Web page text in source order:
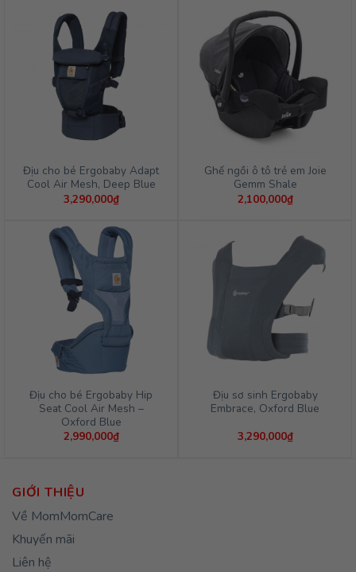
Địu cho bé Ergobaby Adapt
Cool Air Mesh, Deep Blue
3,290,000₫
Ghế ngồi ô tô trẻ em Joie
Gemm Shale
2,100,000₫
Địu cho bé Ergobaby Hip
Seat Cool Air Mesh –
Oxford Blue
2,990,000₫
Địu sơ sinh Ergobaby
Embrace, Oxford Blue
3,290,000₫
GIỚI THIỆU
Về MomMomCare
Khuyến mãi
Liên hệ